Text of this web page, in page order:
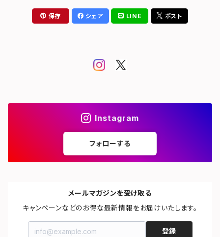
保存 シェア LINE ポスト
Instagram
フォローする
メールマガジンを受け取る
キャンペーンなどのお得な最新情報をお届けいたします。
登録